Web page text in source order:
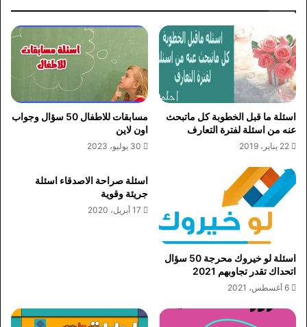
اسئلة ما قبل الخطوبة كل ماتبحث
عنه من اسئلة لفترة التعارف
22 يناير، 2019
مسابقات للاطفال 50 سؤال وجواب
اون لاين
30 يوليو، 2023
اسئلة لو خيروك محرجة 50 سؤال
اتحداك تقدر تجاوبهم 2021
6 أغسطس، 2021
اسئلة صراحة الاصدقاء اسئلة
جريئة وقوية
17 أبريل، 2020